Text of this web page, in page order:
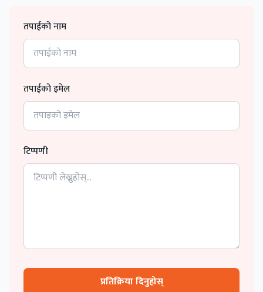
तपाईको नाम
तपाईको इमेल
टिप्पणी
प्रतिक्रिया दिनुहोस्